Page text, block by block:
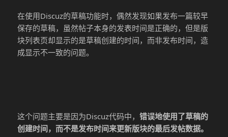
在使用Discuz的草稿功能时，偶然发现如果发布一篇较早
保存的草稿，虽然帖子本身的发表时间是正确的，但是版
块列表页却显示的是草稿创建的时间，而非发布时间，造
成显示不一致的问题。
这个问题主要是因为Discuz代码中，错误地使用了草稿的
创建时间，而不是发布时间来更新版块的最后发帖数据。